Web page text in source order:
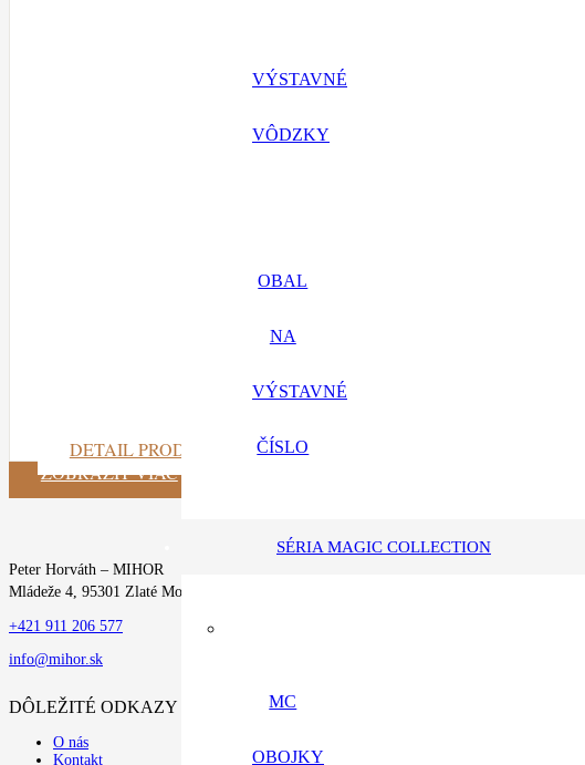
VÝSTAVNÉ
VÔDZKY
OBAL
NA
VÝSTAVNÉ
ČÍSLO
SÉRIA MAGIC COLLECTION
MC
OBOJKY
DETAIL PRODUKTU
ZOBRAZIŤ VIAC
Peter Horváth – MIHOR
Mládeže 4, 95301 Zlaté Moravce
+421 911 206 577
info@mihor.sk
DÔLEŽITÉ ODKAZY
O nás
Kontakt